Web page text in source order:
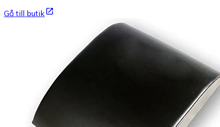
Gå till butik